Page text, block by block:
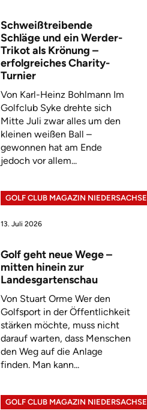
Schweißtreibende
Schläge und ein Werder-
Trikot als Krönung –
erfolgreiches Charity-
Turnier
Von Karl-Heinz Bohlmann Im
Golfclub Syke drehte sich
Mitte Juli zwar alles um den
kleinen weißen Ball –
gewonnen hat am Ende
jedoch vor allem...
GOLF CLUB MAGAZIN
13. Juli 2026
Golf geht neue Wege –
mitten hinein zur
Landesgartenschau
Von Stuart Orme Wer den
Golfsport in der Öffentlichkeit
stärken möchte, muss nicht
darauf warten, dass Menschen
den Weg auf die Anlage
finden. Man kann...
GOLF CLUB MAGAZIN